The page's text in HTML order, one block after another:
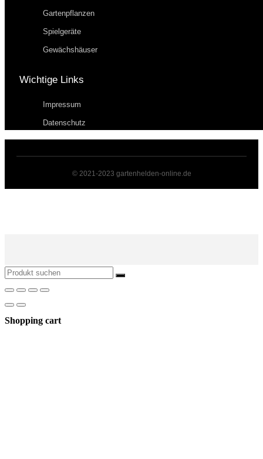
Gartenpflanzen
Spielgeräte
Gewächshäuser
Wichtige Links
Impressum
Datenschutz
© 2021-2023 gartenhelden-online.de
Shopping cart